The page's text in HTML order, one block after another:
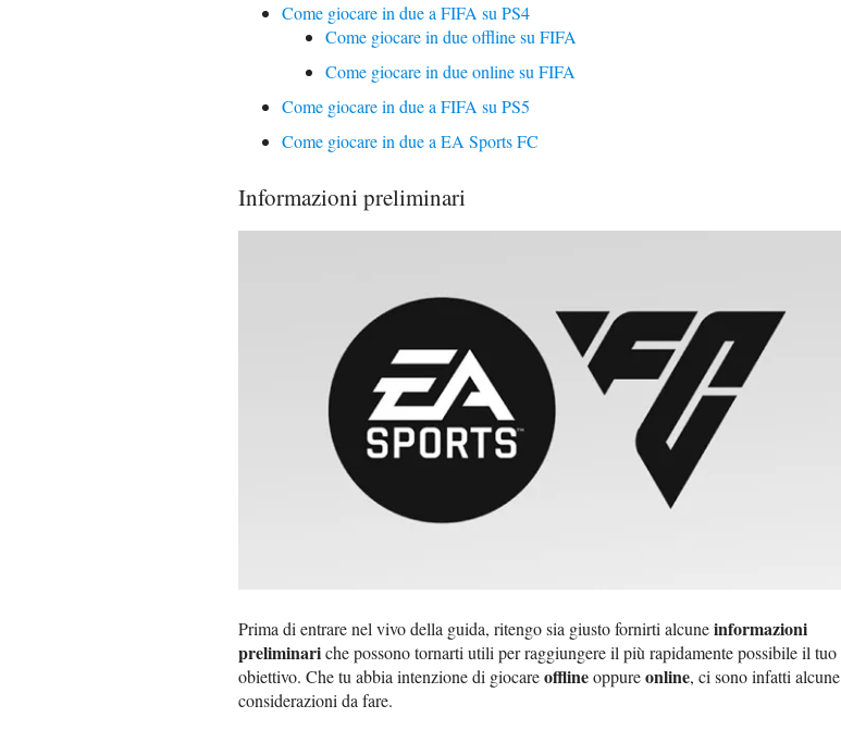
Come giocare in due a FIFA su PS4
Come giocare in due offline su FIFA
Come giocare in due online su FIFA
Come giocare in due a FIFA su PS5
Come giocare in due a EA Sports FC
Informazioni preliminari
Prima di entrare nel vivo della guida, ritengo sia giusto fornirti alcuneinformazioni
preliminariche possono tornarti utili per raggiungere il più rapidamente possibile il tuo
obiettivo. Che tu abbia intenzione di giocareofflineoppureonline, ci sono infatti alcune
considerazioni da fare.